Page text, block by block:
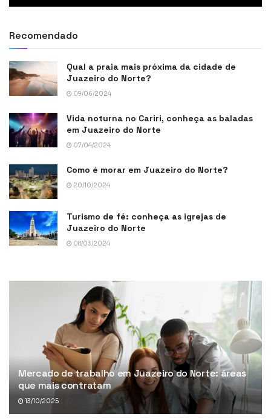
Recomendado
Qual a praia mais próxima da cidade de
Juazeiro do Norte?
09/06/2024
Vida noturna no Cariri, conheça as baladas
em Juazeiro do Norte
07/04/2024
Como é morar em Juazeiro do Norte?
20/10/2024
Turismo de fé: conheça as igrejas de
Juazeiro do Norte
08/03/2024
Mercado de trabalho em Juazeiro do Norte: áreas
que mais contratam
13/10/2025